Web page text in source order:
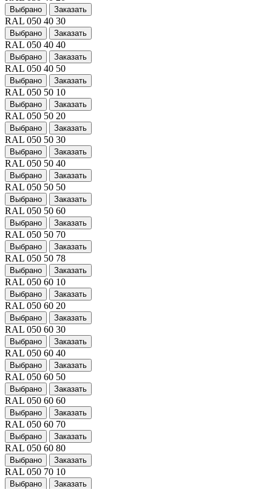
Выбрано Заказать
RAL 050 40 30
Выбрано Заказать
RAL 050 40 40
Выбрано Заказать
RAL 050 40 50
Выбрано Заказать
RAL 050 50 10
Выбрано Заказать
RAL 050 50 20
Выбрано Заказать
RAL 050 50 30
Выбрано Заказать
RAL 050 50 40
Выбрано Заказать
RAL 050 50 50
Выбрано Заказать
RAL 050 50 60
Выбрано Заказать
RAL 050 50 70
Выбрано Заказать
RAL 050 50 78
Выбрано Заказать
RAL 050 60 10
Выбрано Заказать
RAL 050 60 20
Выбрано Заказать
RAL 050 60 30
Выбрано Заказать
RAL 050 60 40
Выбрано Заказать
RAL 050 60 50
Выбрано Заказать
RAL 050 60 60
Выбрано Заказать
RAL 050 60 70
Выбрано Заказать
RAL 050 60 80
Выбрано Заказать
RAL 050 70 10
Выбрано Заказать